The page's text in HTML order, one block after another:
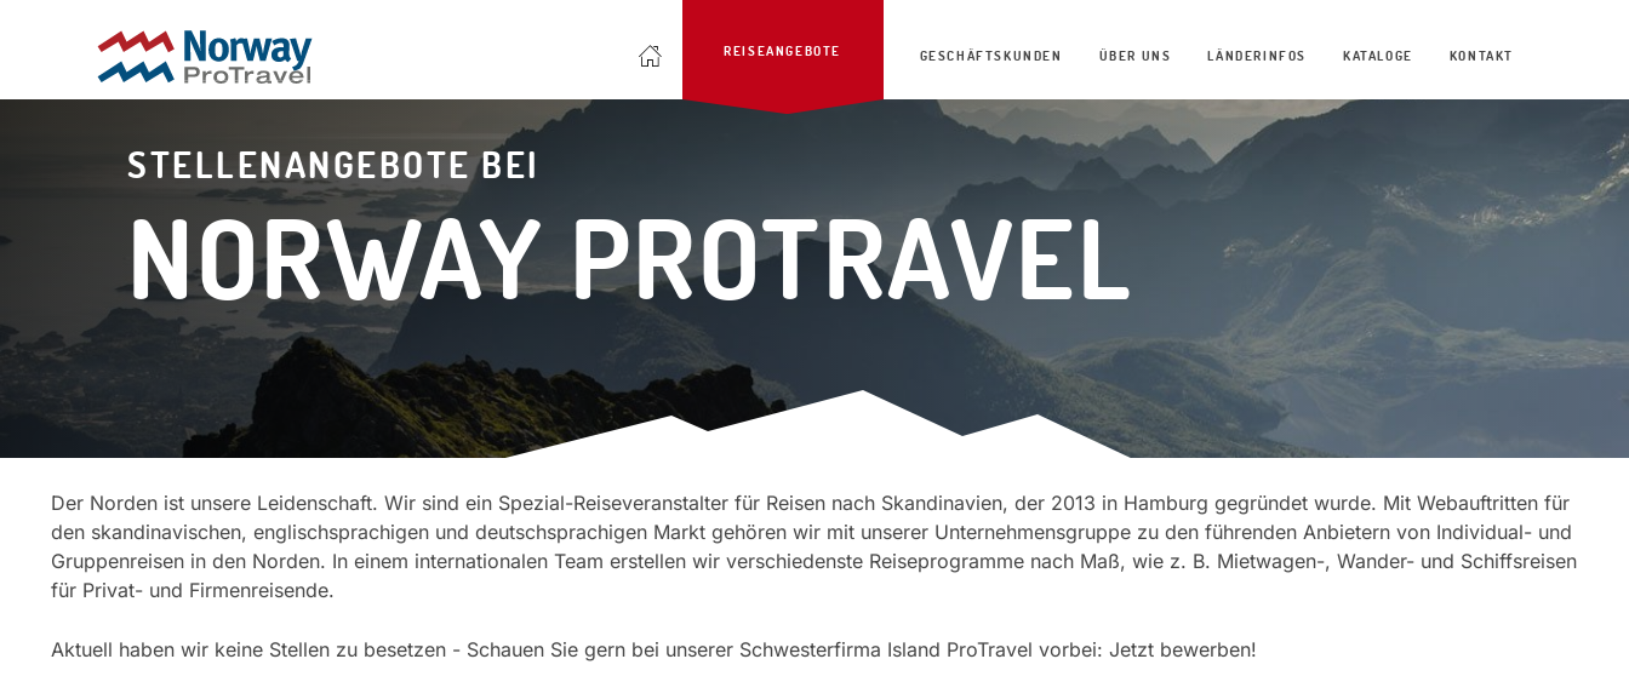
REISEANGEBOTE GESCHÄFTSKUNDEN ÜBER UNS LÄNDERINFOS KATALOGE KONTAKT
STELLENANGEBOTE BEI
NORWAY PROTRAVEL
Der Norden ist unsere Leidenschaft. Wir sind ein Spezial-Reiseveranstalter für Reisen nach Skandinavien, der 2013 in Hamburg gegründet wurde. Mit Webauftritten für
den skandinavischen, englischsprachigen und deutschsprachigen Markt gehören wir mit unserer Unternehmensgruppe zu den führenden Anbietern von Individual- und
Gruppenreisen in den Norden. In einem internationalen Team erstellen wir verschiedenste Reiseprogramme nach Maß, wie z. B. Mietwagen-, Wander- und Schiffsreisen
für Privat- und Firmenreisende.
Aktuell haben wir keine Stellen zu besetzen - Schauen Sie gern bei unserer Schwesterfirma Island ProTravel vorbei: Jetzt bewerben!